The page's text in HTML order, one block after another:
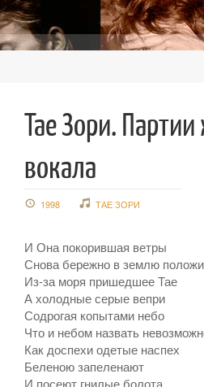
Тае Зори.
вокала
1998 ТАЕ ЗОРИ
И Она покорившая ветры
Снова бережно в землю
Из-за моря пришедшее Тае
А холодные серые вепри
Содрогая копытами небо
Что и небом назвать
Как доспехи одетые наспех
Беленою запеленают
И посеют гнилые болота